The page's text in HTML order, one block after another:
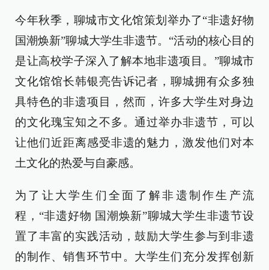
今年秋季，聊城市文化馆策划举办了“非遗好物
国潮焕新”聊城大学生非遗节。“活动的核心目的
是让高校学子深入了解本地非遗项目。”聊城市
文化馆馆长韩银亮告诉记者，聊城拥有众多独
具特色的非遗项目，然而，许多大学生对身边
的文化瑰宝知之不多。通过举办非遗节，可以
让他们近距离感受非遗的魅力，激发他们对本
土文化的热爱与自豪感。
为了让大学生们全面了解非遗制作生产流
程，“非遗好物 国潮焕新”聊城大学生非遗节设
置了丰富的实践活动，鼓励大学生参与到非遗
的制作、销售环节中。大学生们充分发挥创新